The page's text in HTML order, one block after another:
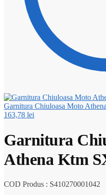
Garnitura Chiuloasa Moto
163,78 lei
Garnitura
Athena Ktm
COD Produs : S410270001042